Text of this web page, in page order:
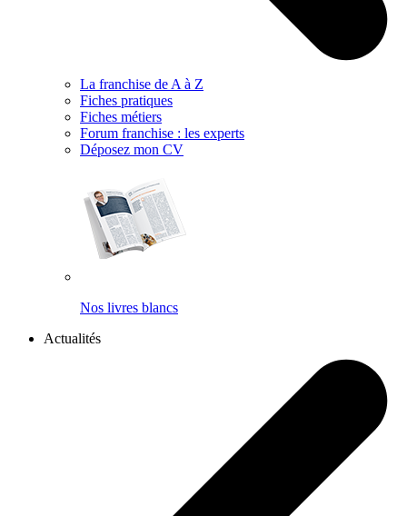
La franchise de A à Z
Fiches pratiques
Fiches métiers
Forum franchise : les experts
Déposez mon CV
Nos livres blancs
Actualités